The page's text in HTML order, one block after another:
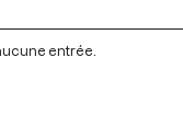
entrée.